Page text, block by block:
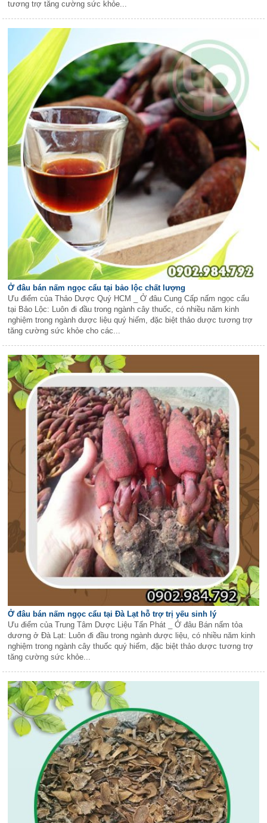
tương trợ tăng cường sức khỏe...
Ở đâu bán nấm ngọc cẩu tại bảo lộc chất lượng
Ưu điểm của Thảo Dược Quý HCM _ Ở đâu Cung Cấp nấm ngọc cẩu
tại Bảo Lộc: Luôn đi đầu trong ngành cây thuốc, có nhiều năm kinh
nghiệm trong ngành dược liệu quý hiếm, đặc biệt thảo dược tương trợ
tăng cường sức khỏe cho các...
Ở đâu bán nấm ngọc cẩu tại Đà Lạt hỗ trợ trị yếu sinh lý
Ưu điểm của Trung Tâm Dược Liệu Tấn Phát _ Ở đâu Bán nấm tỏa
dương ở Đà Lạt: Luôn đi đầu trong ngành dược liệu, có nhiều năm kinh
nghiệm trong ngành cây thuốc quý hiếm, đặc biệt thảo dược tương trợ
tăng cường sức khỏe...